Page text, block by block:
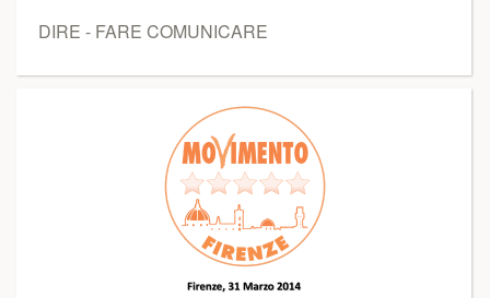
DIRE - FARE COMUNICARE